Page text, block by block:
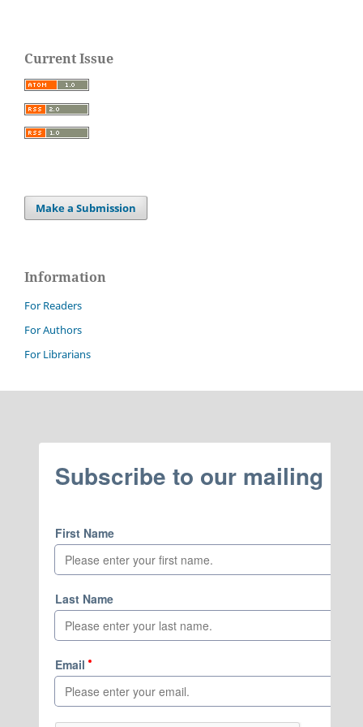
Current Issue
Make a Submission
Information
For Readers
For Authors
For Librarians